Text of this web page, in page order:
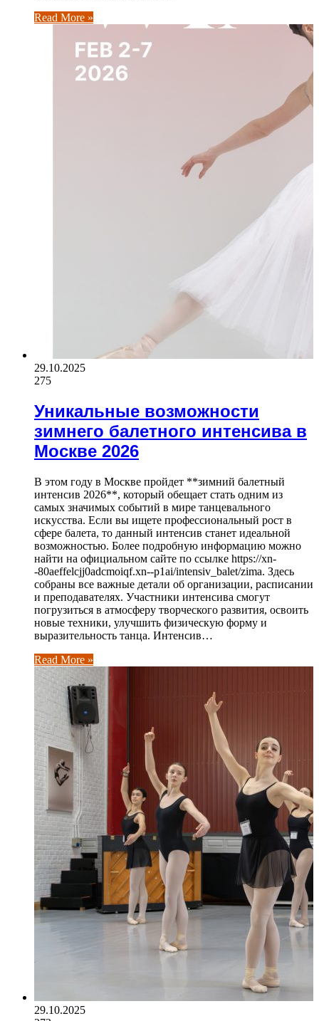
Read More »
29.10.2025
275
Уникальные возможности
зимнего балетного интенсива в
Москве 2026
В этом году в Москве пройдет **зимний балетный
интенсив 2026**, который обещает стать одним из
самых значимых событий в мире танцевального
искусства. Если вы ищете профессиональный рост в
сфере балета, то данный интенсив станет идеальной
возможностью. Более подробную информацию можно
найти на официальном сайте по ссылке https://xn-
-80aeffelcjj0adcmoiqf.xn--p1ai/intensiv_balet/zima. Здесь
собраны все важные детали об организации, расписании
и преподавателях. Участники интенсива смогут
погрузиться в атмосферу творческого развития, освоить
новые техники, улучшить физическую форму и
выразительность танца. Интенсив…
Read More »
29.10.2025